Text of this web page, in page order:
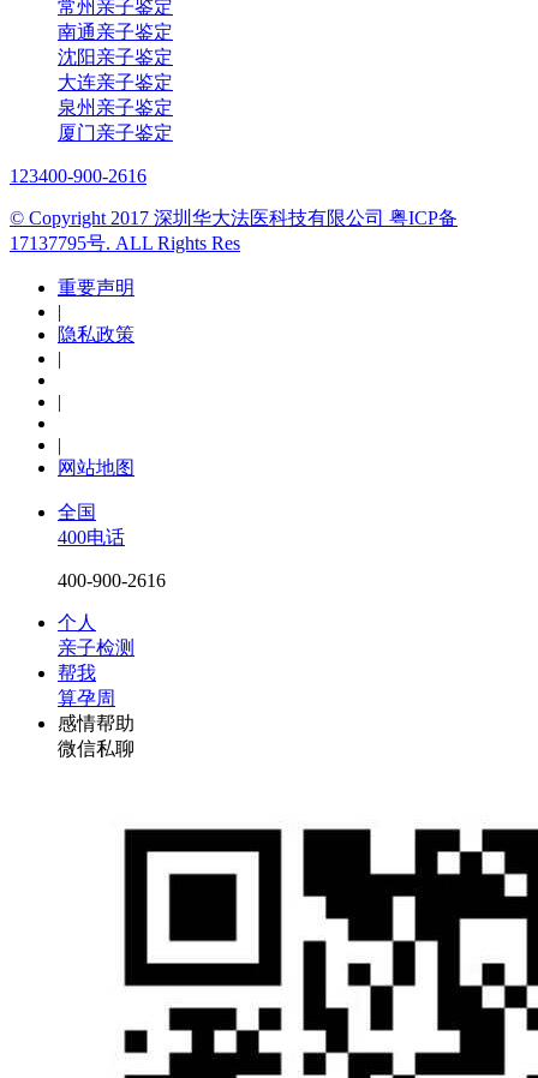
常州亲子鉴定
南通亲子鉴定
沈阳亲子鉴定
大连亲子鉴定
泉州亲子鉴定
厦门亲子鉴定
123400-900-2616
© Copyright 2017 深圳华大法医科技有限公司 粤ICP备
17137795号. ALL Rights Res
重要声明
|
隐私政策
|
|
|
网站地图
全国
400电话
400-900-2616
个人
亲子检测
帮我
算孕周
感情帮助
微信私聊